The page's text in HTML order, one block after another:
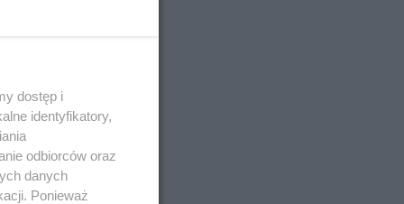
dostęp i
identyfikatory,
odbiorców oraz
danych
Ponieważ